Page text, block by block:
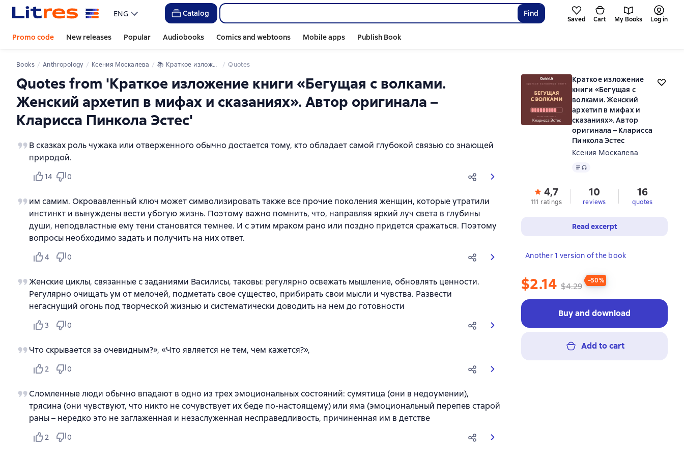
ENG Catalog Find
Saved Cart My Books Log in
Promo code New releases Popular Audiobooks Comics and webtoons Mobile apps Publish Book
Books Anthropology Ксения Москалева 📚 Краткое изложение книги «Бегущая с волками. Женский архетип в мифах и сказаниях». Автор оригинала – Кларисса Пинкола Эстес Quotes
Quotes from 'Краткое изложение книги «Бегущая с волками.
Женский архетип в мифах и сказаниях». Автор оригинала –
Кларисса Пинкола Эстес'
В сказках роль чужака или отверженного обычно достается тому, кто обладает самой глубокой связью со знающей
природой.
14 0
им самим. Окровавленный ключ может символизировать также все прочие поколения женщин, которые утратили
инстинкт и вынуждены вести убогую жизнь. Поэтому важно помнить, что, направляя яркий луч света в глубины
души, неподвластные ему тени становятся темнее. И с этим мраком рано или поздно придется сражаться. Поэтому
вопросы необходимо задать и получить на них ответ.
4 0
Женские циклы, связанные с заданиями Василисы, таковы: регулярно освежать мышление, обновлять ценности.
Регулярно очищать ум от мелочей, подметать свое существо, прибирать свои мысли и чувства. Развести
негаснущий огонь под творческой жизнью и систематически доводить на нем до готовности
3 0
Что скрывается за очевидным?», «Что является не тем, чем кажется?»,
2 0
Сломленные люди обычно впадают в одно из трех эмоциональных состояний: сумятица (они в недоумении),
трясина (они чувствуют, что никто не сочувствует их беде по-настоящему) или яма (эмоциональный перепев старой
раны – нередко это не заглаженная и незаслуженная несправедливость, причиненная им в детстве
2 0
Краткое изложение
книги «Бегущая с
волками. Женский
архетип в мифах и
сказаниях». Автор
оригинала – Кларисса
Пинкола Эстес
Ксения Москалева
Text, audio format available
4,7
111 ratings
10
reviews
16
quotes
Read excerpt
Another 1 version of the book
$2.14 $4.29
−50%
Buy and download
Add to cart